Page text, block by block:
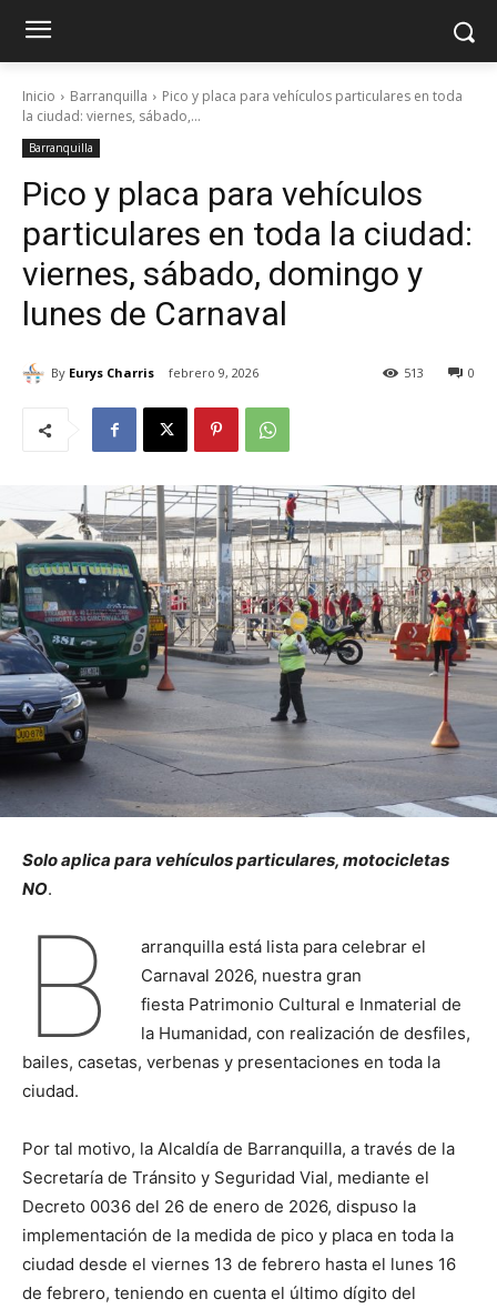
Inicio Barranquilla
Pico y placa para vehículos particulares en toda
la ciudad: viernes, sábado,...
Barranquilla
Pico y placa para vehículos
particulares en toda la ciudad:
viernes, sábado, domingo y
lunes de Carnaval
By Eurys Charris febrero 9, 2026 0
513
Solo aplica para vehículos particulares, motocicletas
NO.
B
arranquilla está lista para celebrar el
Carnaval 2026, nuestra gran
fiesta Patrimonio Cultural e Inmaterial de
la Humanidad, con realización de desfiles,
bailes, casetas, verbenas y presentaciones en toda la
ciudad.
Por tal motivo, la Alcaldía de Barranquilla, a través de la
Secretaría de Tránsito y Seguridad Vial, mediante el
Decreto 0036 del 26 de enero de 2026, dispuso la
implementación de la medida de pico y placa en toda la
ciudad desde el viernes 13 de febrero hasta el lunes 16
de febrero, teniendo en cuenta el último dígito del